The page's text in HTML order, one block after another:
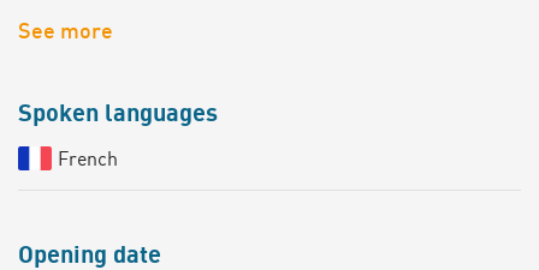
See more
Spoken languages
French
Opening date